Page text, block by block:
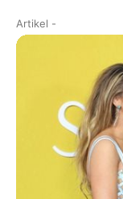
Artikel -